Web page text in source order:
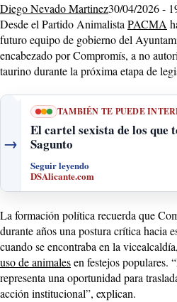
Diego Nevado Martinez30/04/2026 -
Desde el Partido AnimalistaPACMA
futuro equipo de gobierno del
encabezado por Compromís, a no
taurino durante la próxima etapa de
→
TAMBIÉN TE PUEDE
El cartel sexista de los
Sagunto
Seguir leyendo
DSAlicante.com
La formación política recuerda que
durante años una postura crítica hacia
cuando se encontraba en la vicealcaldía,
uso de animalesen festejos populares.
representa una oportunidad para
acción institucional”, explican.